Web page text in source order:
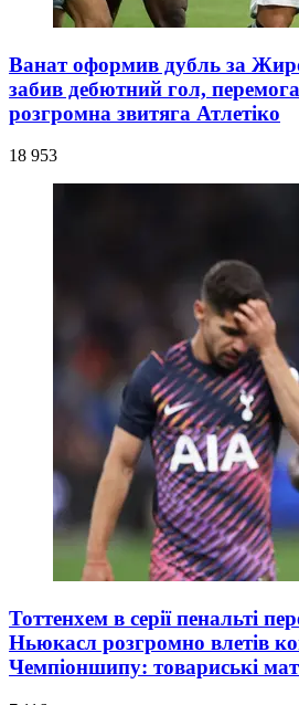
Ванат оформив дубль за
забив дебютний гол,
розгромна звитяга Атлетіко
18 953
Тоттенхем в серії пенальті
Ньюкасл розгромно влетів
Чемпіоншипу: товариські